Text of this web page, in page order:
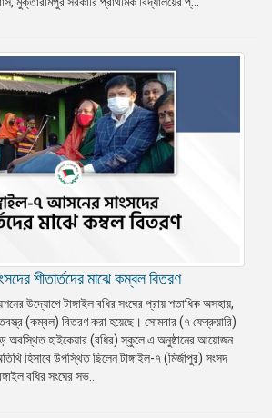
শীতার্তদের মাঝে কম্বল বিতরণ
উদ্যোগে টাঙ্গাইল বধির সংঘের প্রায় শতাধিক অসহায়,
(কম্বল) বিতরণ করা হয়েছে। সোমবার (৭ ফেব্রুয়ারি)
অবস্থিত হাইকেয়ার (বধির) স্কুলে এ অনুষ্ঠানের আয়োজন
হিসাবে উপস্থিত ছিলেন টাঙ্গাইল-৭ (মির্জাপুর) সংসদ
বধির সংঘের সভ...